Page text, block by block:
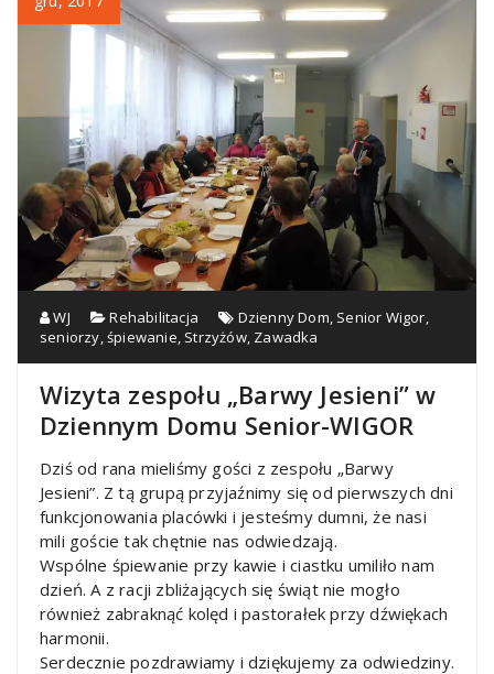
WJ Rehabilitacja Dzienny Dom Senior Wigor
seniorzy ,śpiewanie Strzyżów, Zawadka
Wizyta zespołu „Barwy Jesieni” w
Dziennym Domu Senior-WIGOR
Dziś od rana mieliśmy gości z zespołu „Barwy
Jesieni”. Z tą grupą przyjaźnimy się od pierwszych dni
funkcjonowania placówki i jesteśmy dumni, że nasi
mili goście tak chętnie nas odwiedzają.
Wspólne śpiewanie przy kawie i ciastku umiliło nam
dzień. A z racji zbliżających się świąt nie mogło
również zabraknąć kolęd i pastorałek przy dźwiękach
harmonii.
Serdecznie pozdrawiamy i dziękujemy za odwiedziny.